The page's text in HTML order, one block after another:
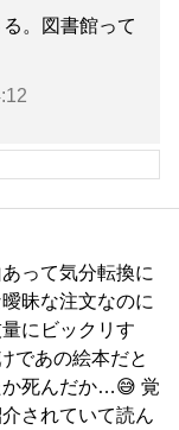
。図書館って
って気分転換に
昧な注文なのに
にビックリす
であの絵本だと
か死んだか…😅 覚
されていて読ん